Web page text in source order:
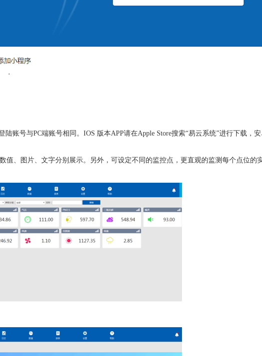
陆账号与PC端账号相同。IOS 版本APP请在Apple Store搜索“易云系统”进行下载，
值、图片、文字分别展示。另外，可设定不同的监控点，更直观的监测每个点位的